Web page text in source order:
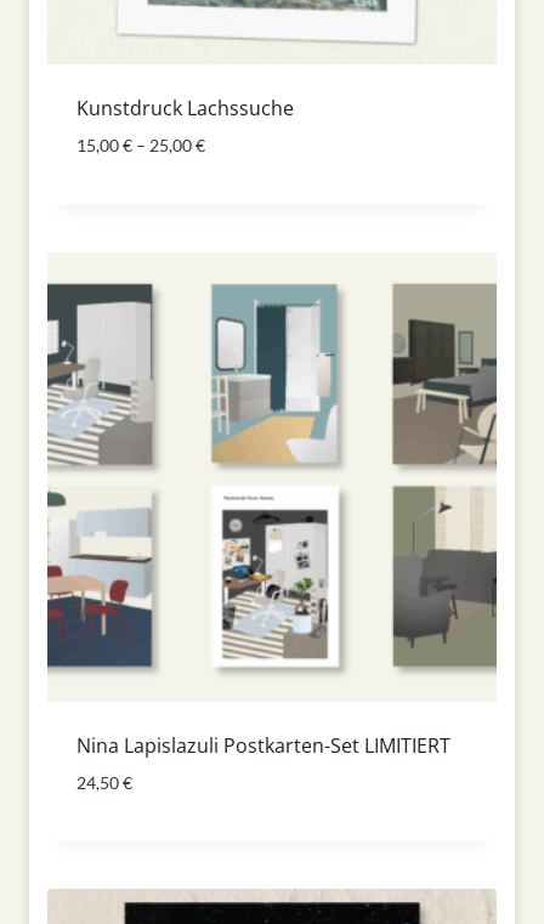
Kunstdruck Lachssuche
15,00€ – 25,00€
Nina Lapislazuli Postkarten-Set LIMITIERT
24,50€